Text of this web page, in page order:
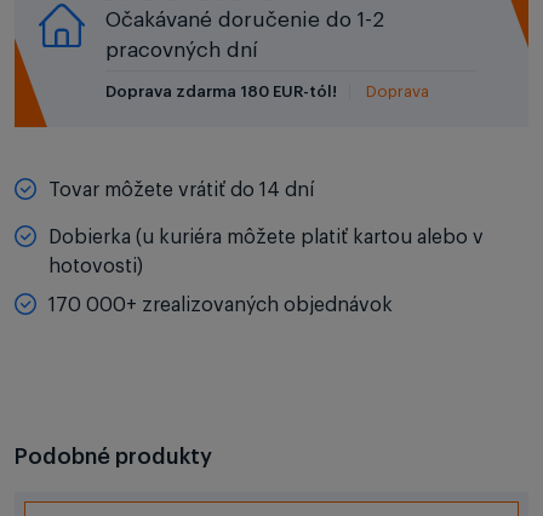
Očakávané doručenie do 1-2
pracovných dní
Doprava zdarma 180 EUR-tól! Doprava
Tovar môžete vrátiť do 14 dní
Dobierka (u kuriéra môžete platiť kartou alebo v
hotovosti)
170 000+ zrealizovaných objednávok
Podobné produkty